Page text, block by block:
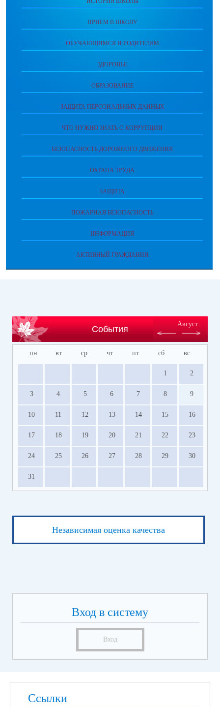
ПРИЕМ В ШКОЛУ
ОБУЧАЮЩИМСЯ И РОДИТЕЛЯМ
ЗДОРОВЬЕ
ОБРАЗОВАНИЕ
ЗАЩИТА ПЕРСОНАЛЬНЫХ ДАННЫХ
ЧТО НУЖНО ЗНАТЬ О КОРРУПЦИИ
БЕЗОПАСНОСТЬ ДОРОЖНОГО ДВИЖЕНИЯ
ОХРАНА ТРУДА
ЗАЩИТА
ПОЖАРНАЯ БЕЗОПАСНОСТЬ
ИНФОРМАЦИЯ
АКТИВНЫЙ ГРАЖДАНИН
События
Август
пн вт ср чт пт сб вс
1 2
3 4 5 6 7 8 9
10 11 12 13 14 15 16
17 18 19 20 21 22 23
24 25 26 27 28 29 30
31
Независимая оценка качества
Вход в систему
Вход
Ссылки